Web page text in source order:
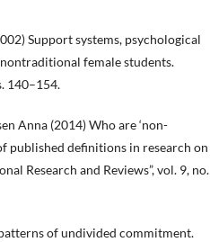
Support systems, psychological
female students.
140–154.
Anna (2014) Who are ‘non-
published definitions in research on
Research and Reviews”, vol. 9, no.
of undivided commitment.